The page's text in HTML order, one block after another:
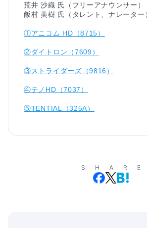
荒井 沙織 氏（フリーアナウンサー）
①アニコム HD（8715）
②ダイトロン（7609）
③ストライダーズ（9816）
④テノHD（7037）
⑤TENTIAL（325A）
SHARE